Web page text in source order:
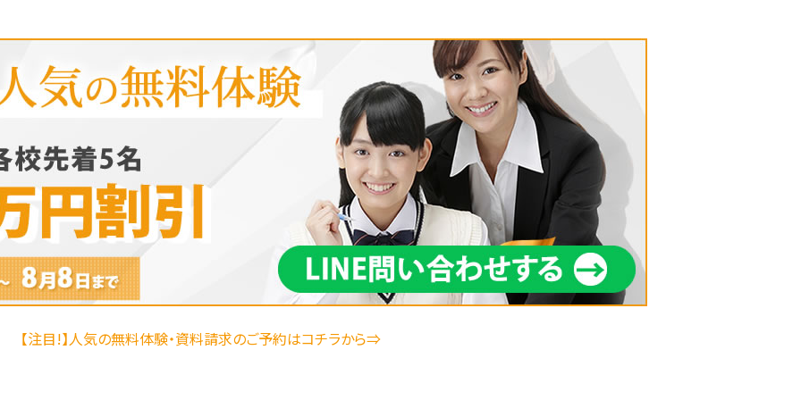
【注目!】人気の無料体験・資料請求のご予約はコチラから⇒